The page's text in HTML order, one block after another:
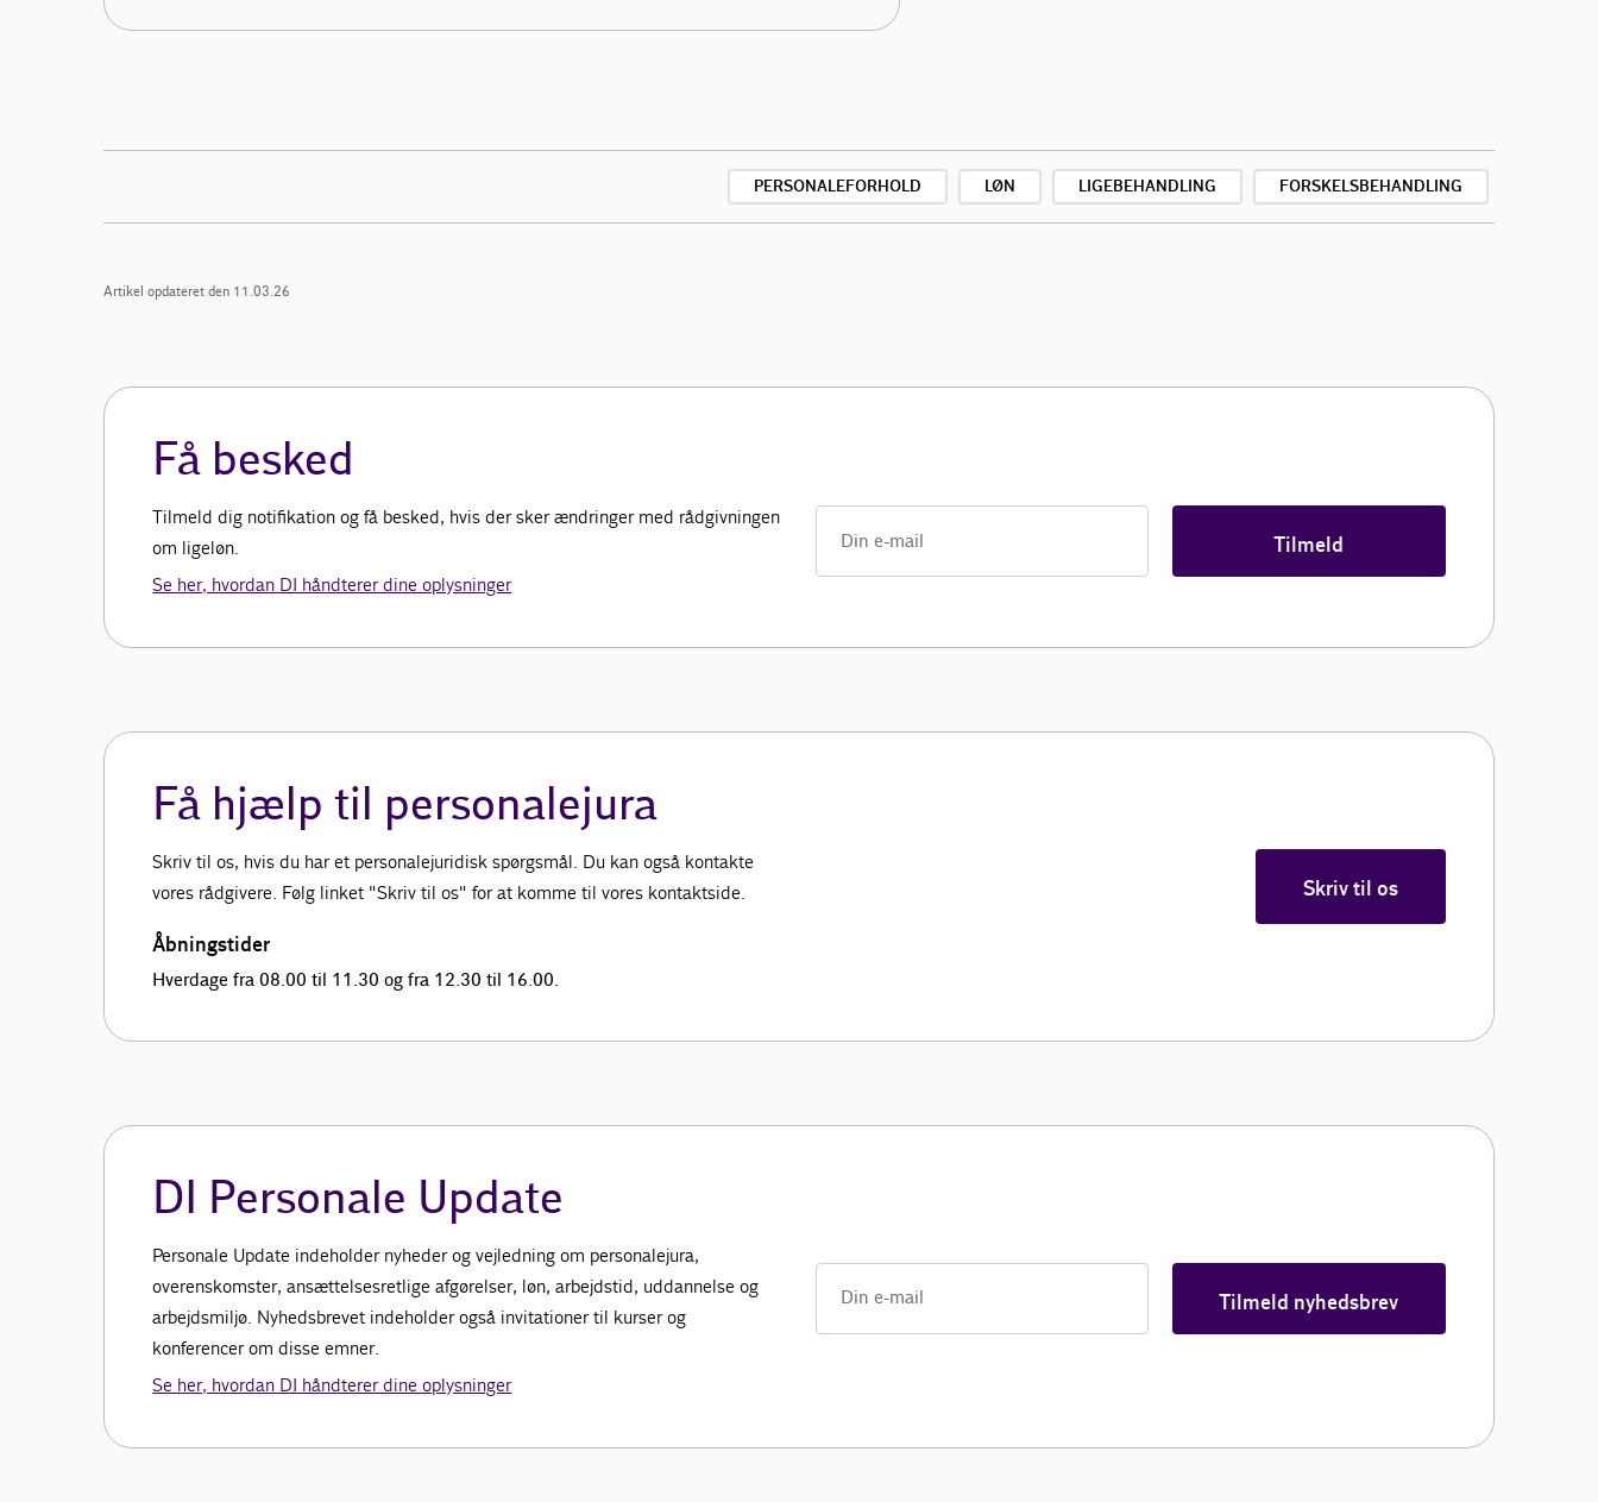
PERSONALEFORHOLD LØN LIGEBEHANDLING FORSKELSBEHANDLING
Artikel opdateret den 11.03.26
Få besked
Tilmeld dig notifikation og få besked, hvis der sker ændringer med rådgivningen
om ligeløn.
Se her, hvordan DI håndterer dine oplysninger
Tilmeld
Få hjælp til personalejura
Skriv til os, hvis du har et personalejuridisk spørgsmål. Du kan også kontakte
vores rådgivere. Følg linket "Skriv til os" for at komme til vores kontaktside.
Åbningstider
Hverdage fra 08.00 til 11.30 og fra 12.30 til 16.00.
Skriv til os
DI Personale Update
Personale Update indeholder nyheder og vejledning om personalejura,
overenskomster, ansættelsesretlige afgørelser, løn, arbejdstid, uddannelse og
arbejdsmiljø. Nyhedsbrevet indeholder også invitationer til kurser og
konferencer om disse emner.
Se her, hvordan DI håndterer dine oplysninger
Tilmeld nyhedsbrev